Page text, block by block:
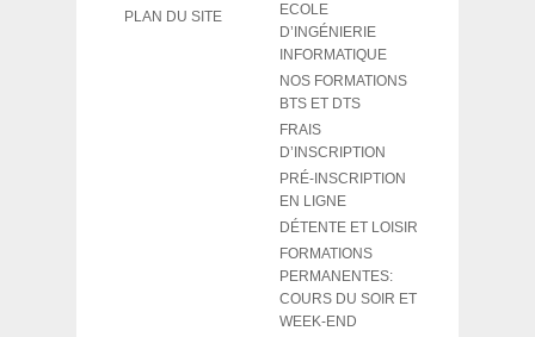
ECOLE
D’INGÉNIERIE
INFORMATIQUE
NOS FORMATIONS
BTS ET DTS
FRAIS
D’INSCRIPTION
PRÉ-INSCRIPTION
EN LIGNE
DÉTENTE ET LOISIR
FORMATIONS
PERMANENTES:
COURS DU SOIR ET
WEEK-END
PLAN DU SITE